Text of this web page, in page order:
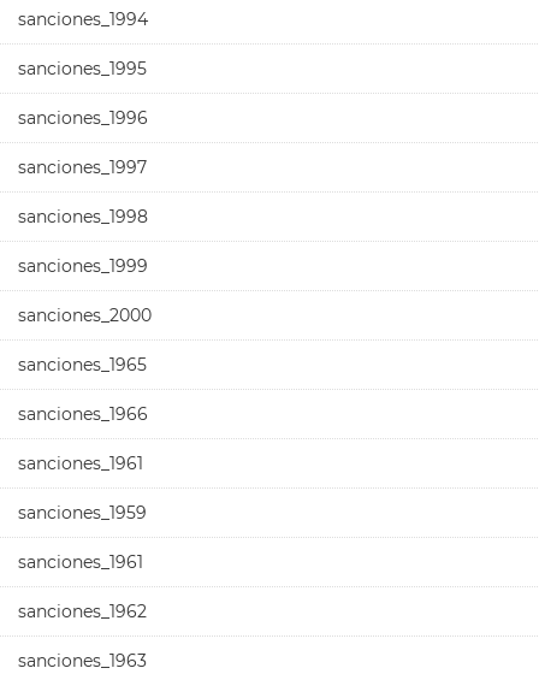
sanciones_1994
sanciones_1995
sanciones_1996
sanciones_1997
sanciones_1998
sanciones_1999
sanciones_2000
sanciones_1965
sanciones_1966
sanciones_1961
sanciones_1959
sanciones_1961
sanciones_1962
sanciones_1963